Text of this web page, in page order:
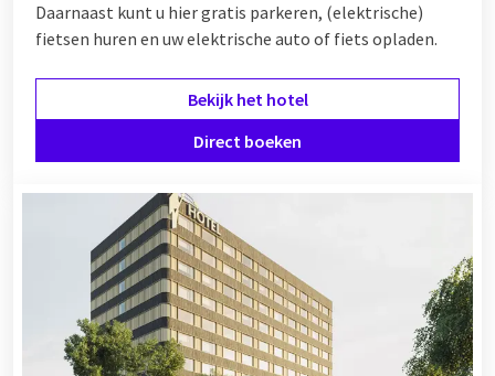
Daarnaast kunt u hier gratis parkeren, (elektrische)
fietsen huren en uw elektrische auto of fiets opladen.
Bekijk het hotel
Direct boeken